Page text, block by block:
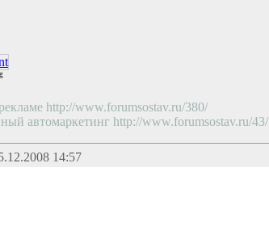
http://www.forumsostav.ru/380/
автомаркетинг http://www.forumsostav.ru/43/
14:57